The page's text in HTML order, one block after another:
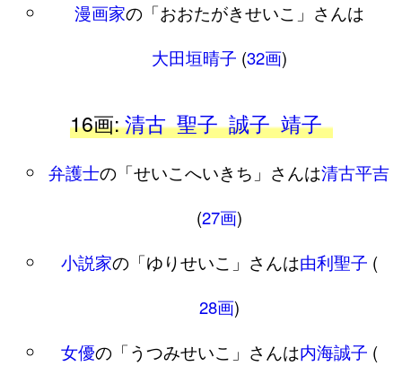
漫画家の「おおたがきせいこ」さんは
大田垣晴子 (32画)
16画:清古 聖子 誠子 靖子
弁護士の「せいこへいきち」さんは清古平吉
(27画)
小説家の「ゆりせいこ」さんは由利聖子 (
28画)
女優の「うつみせいこ」さんは内海誠子 (